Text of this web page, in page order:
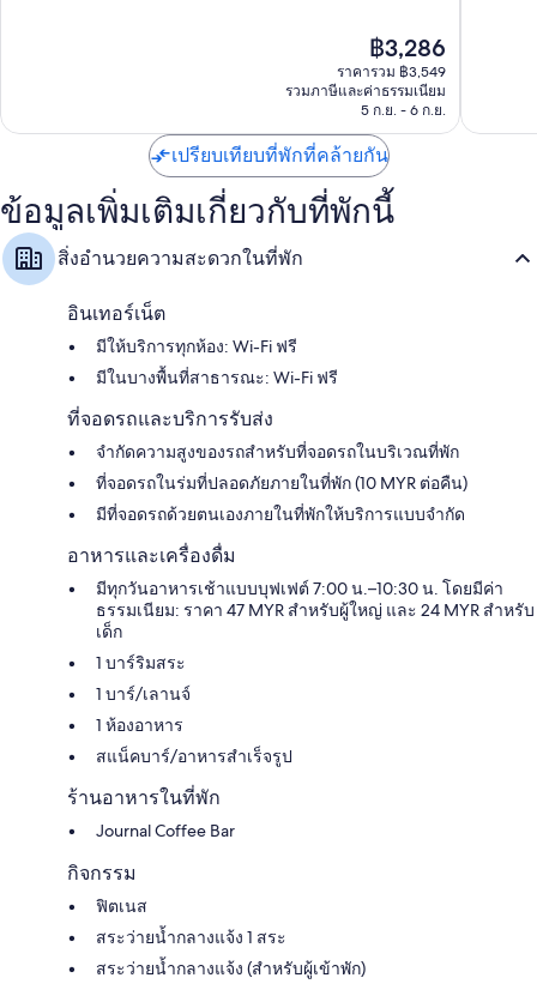
ราคา
ปัจจุบัน
คือ
฿3,286
฿3,286
ราคารวม ฿3,549
รวมภาษีและค่าธรรมเนียม
5 ก.ย. - 6 ก.ย.
เปรียบเทียบที่พักที่คล้ายกัน
ข้อมูลเพิ่มเติมเกี่ยวกับที่พักนี้
สิ่งอำนวยความสะดวกในที่พัก
อินเทอร์เน็ต
มีให้บริการทุกห้อง: Wi-Fi ฟรี
มีในบางพื้นที่สาธารณะ: Wi-Fi ฟรี
ที่จอดรถและบริการรับส่ง
จำกัดความสูงของรถสำหรับที่จอดรถในบริเวณที่พัก
ที่จอดรถในร่มที่ปลอดภัยภายในที่พัก (10 MYR ต่อคืน)
มีที่จอดรถด้วยตนเองภายในที่พักให้บริการแบบจำกัด
อาหารและเครื่องดื่ม
มีทุกวันอาหารเช้าแบบบุฟเฟต์ 7:00 น.–10:30 น. โดยมีค่า
ธรรมเนียม: ราคา 47 MYR สำหรับผู้ใหญ่ และ 24 MYR สำหรับ
เด็ก
1 บาร์ริมสระ
1 บาร์/เลานจ์
1 ห้องอาหาร
สแน็คบาร์/อาหารสำเร็จรูป
ร้านอาหารในที่พัก
Journal Coffee Bar
กิจกรรม
ฟิตเนส
สระว่ายน้ำกลางแจ้ง 1 สระ
สระว่ายน้ำกลางแจ้ง (สำหรับผู้เข้าพัก)